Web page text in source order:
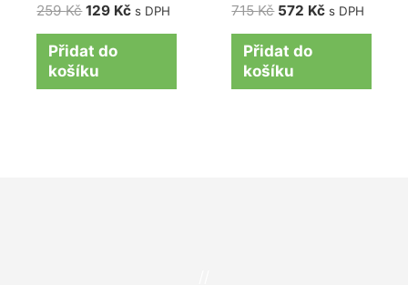
259Kč 129 Kč s DPH
Přidat do
košíku
715Kč 572 Kč s DPH
Přidat do
košíku